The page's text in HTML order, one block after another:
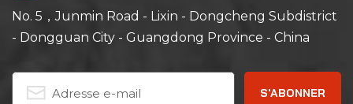
No. 5，Junmin Road - Lixin - Dongcheng Subdistrict
- Dongguan City - Guangdong Province - China